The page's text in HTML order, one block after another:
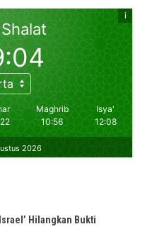
Hilangkan Bukti